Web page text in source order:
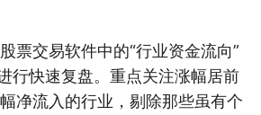
票交易软件中的“行业资金流向”
行快速复盘。重点关注涨幅居前
净流入的行业，剔除那些虽有个